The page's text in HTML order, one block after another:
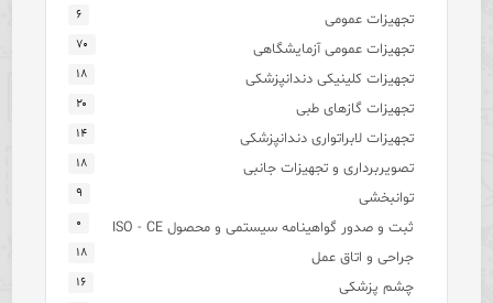
تجهیزات عمومی ۶
تجهیزات عمومی آزمایشگاهی ۷۰
تجهیزات کلینیکی دندانپزشکی ۱۸
تجهیزات گازهای طبی ۲۰
تجهیزات لابراتواری دندانپزشکی ۱۴
تصویربرداری و تجهیزات جانبی ۱۸
توانبخشی ۹
ثبت و صدور گواهینامه سیستمی و محصول ISO - CE ۰
جراحی و اتاق عمل ۱۸
چشم پزشکی ۱۶